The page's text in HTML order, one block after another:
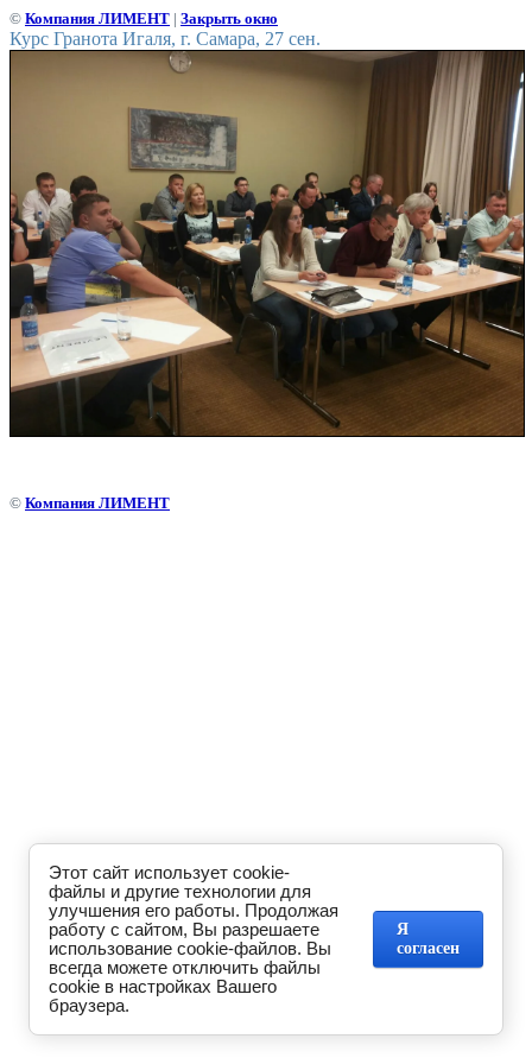
© Компания ЛИМЕНТ | Закрыть окно
Курс Гранота Игаля, г. Самара, 27 сен.
© Компания ЛИМЕНТ
Этот сайт использует cookie-
файлы и другие технологии для
улучшения его работы. Продолжая
работу с сайтом, Вы разрешаете
использование cookie-файлов. Вы
всегда можете отключить файлы
cookie в настройках Вашего
браузера.
Я
согласен